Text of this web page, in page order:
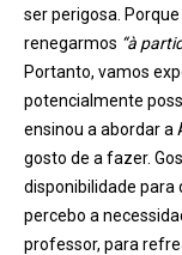
ser perigosa.
renegarmos “à
Portanto, vamos
potencialmente
ensinou a abordar a
gosto de a fazer.
disponibilidade para
percebo a
professor, para